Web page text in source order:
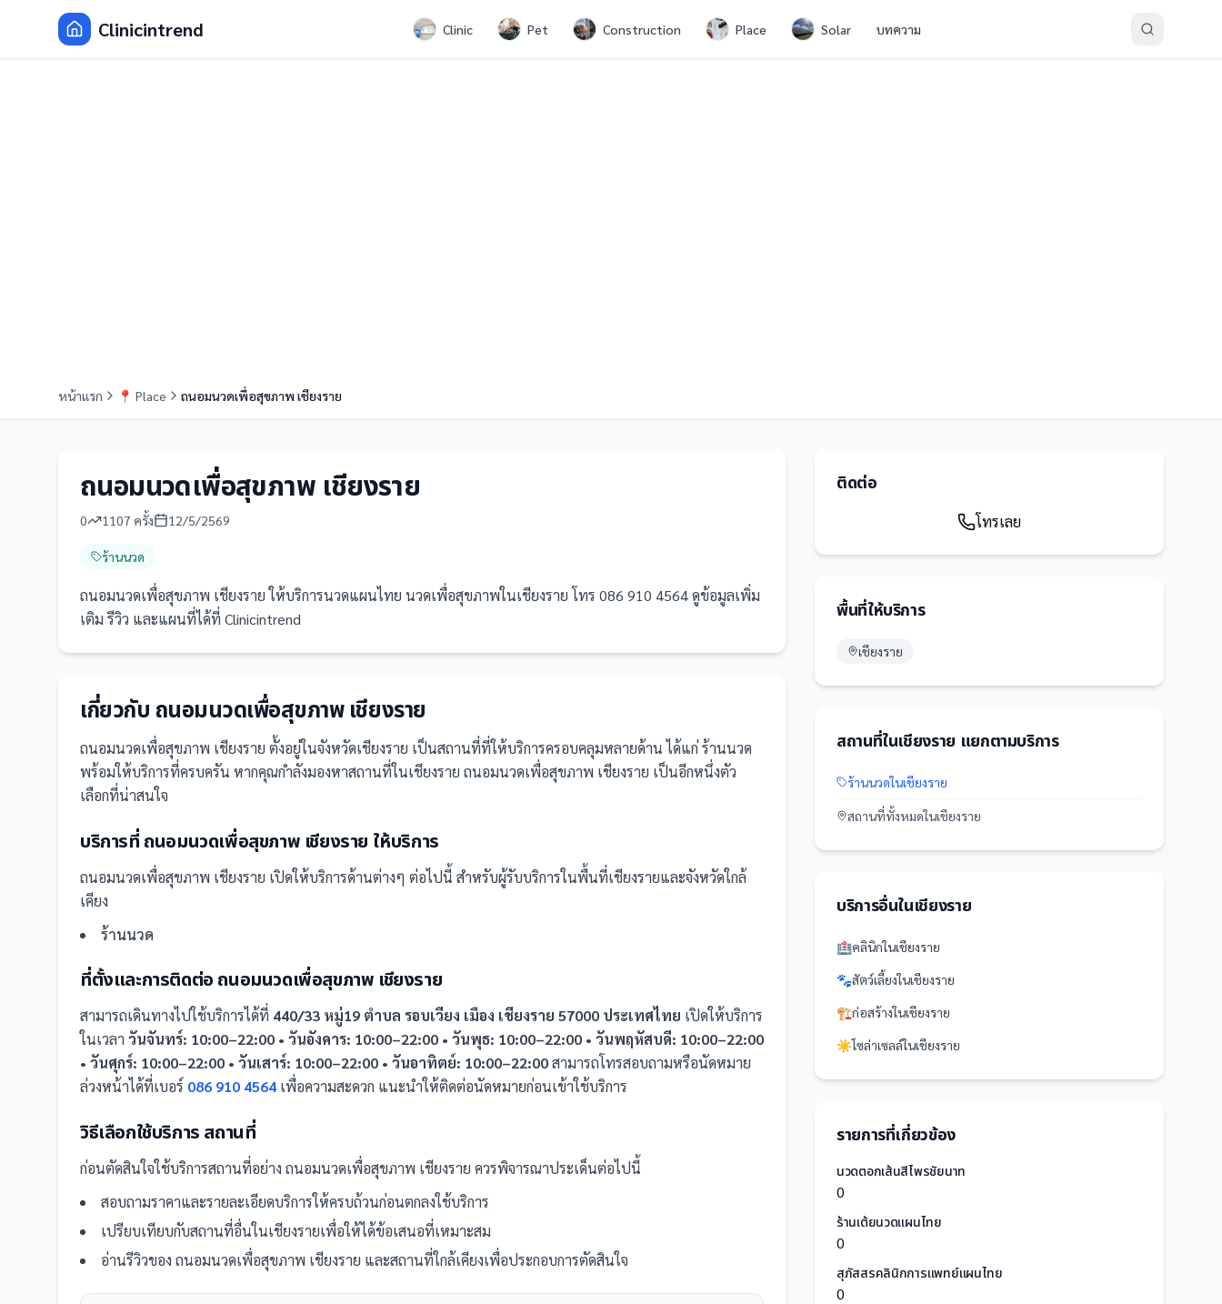
Clinicintrend Clinic Pet Construction Place Solar บทความ
หน้าแรก 📍 Place ถนอมนวดเพื่อสุขภาพ เชียงราย
ถนอมนวดเพื่อสุขภาพ เชียงราย
0 1107 ครั้ง 12/5/2569
ร้านนวด
ถนอมนวดเพื่อสุขภาพ เชียงราย ให้บริการนวดแผนไทย นวดเพื่อสุขภาพในเชียงราย โทร 086 910 4564 ดูข้อมูลเพิ่ม
เติม รีวิว และแผนที่ได้ที่ Clinicintrend
เกี่ยวกับ ถนอมนวดเพื่อสุขภาพ เชียงราย
ถนอมนวดเพื่อสุขภาพ เชียงราย ตั้งอยู่ในจังหวัดเชียงราย เป็นสถานที่ที่ให้บริการครอบคลุมหลายด้าน ได้แก่ ร้านนวด
พร้อมให้บริการที่ครบครัน หากคุณกำลังมองหาสถานที่ในเชียงราย ถนอมนวดเพื่อสุขภาพ เชียงราย เป็นอีกหนึ่งตัว
เลือกที่น่าสนใจ
บริการที่ ถนอมนวดเพื่อสุขภาพ เชียงราย ให้บริการ
ถนอมนวดเพื่อสุขภาพ เชียงราย เปิดให้บริการด้านต่างๆ ต่อไปนี้ สำหรับผู้รับบริการในพื้นที่เชียงรายและจังหวัดใกล้
เคียง
ร้านนวด
ที่ตั้งและการติดต่อ ถนอมนวดเพื่อสุขภาพ เชียงราย
สามารถเดินทางไปใช้บริการได้ที่ 440/33 หมู่19 ตำบล รอบเวียง เมือง เชียงราย 57000 ประเทศไทย เปิดให้บริการ
ในเวลา วันจันทร์: 10:00–22:00 • วันอังคาร: 10:00–22:00 • วันพุธ: 10:00–22:00 • วันพฤหัสบดี: 10:00–22:00
• วันศุกร์: 10:00–22:00 • วันเสาร์: 10:00–22:00 • วันอาทิตย์: 10:00–22:00สามารถโทรสอบถามหรือนัดหมาย
ล่วงหน้าได้ที่เบอร์ 086 910 4564 เพื่อความสะดวก แนะนำให้ติดต่อนัดหมายก่อนเข้าใช้บริการ
วิธีเลือกใช้บริการ สถานที่
ก่อนตัดสินใจใช้บริการสถานที่อย่าง ถนอมนวดเพื่อสุขภาพ เชียงราย ควรพิจารณาประเด็นต่อไปนี้
สอบถามราคาและรายละเอียดบริการให้ครบถ้วนก่อนตกลงใช้บริการ
เปรียบเทียบกับสถานที่อื่นในเชียงรายเพื่อให้ได้ข้อเสนอที่เหมาะสม
อ่านรีวิวของ ถนอมนวดเพื่อสุขภาพ เชียงราย และสถานที่ใกล้เคียงเพื่อประกอบการตัดสินใจ
ติดต่อ
โทรเลย
พื้นที่ให้บริการ
เชียงราย
สถานที่ในเชียงราย แยกตามบริการ
ร้านนวดในเชียงราย
สถานที่ทั้งหมดในเชียงราย
บริการอื่นในเชียงราย
🏥คลินิกในเชียงราย
🐾สัตว์เลี้ยงในเชียงราย
🏗️ก่อสร้างในเชียงราย
☀️โซล่าเซลล์ในเชียงราย
รายการที่เกี่ยวข้อง
นวดตอกเส้นสีไพรชัยนาท
0
ร้านเต้ยนวดแผนไทย
0
สุภัสสรคลินิกการแพทย์แผนไทย
0